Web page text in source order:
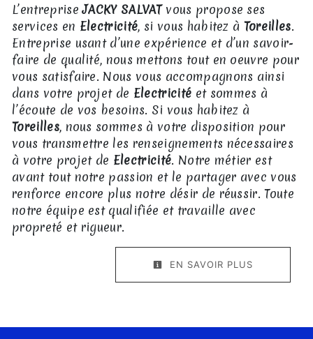
L’entrepriseJACKY SALVATvous propose ses
services en Electricité, si vous habitez à Toreilles.
Entreprise usant d’une expérience et d’un savoir-
faire de qualité, nous mettons tout en oeuvre pour
vous satisfaire. Nous vous accompagnons ainsi
dans votre projet de Electricité et sommes à
l’écoute de vos besoins. Si vous habitez à
Toreilles, nous sommes à votre disposition pour
vous transmettre les renseignements nécessaires
à votre projet de Electricité. Notre métier est
avant tout notre passion et le partager avec vous
renforce encore plus notre désir de réussir. Toute
notre équipe est qualifiée et travaille avec
propreté et rigueur.
EN SAVOIR PLUS